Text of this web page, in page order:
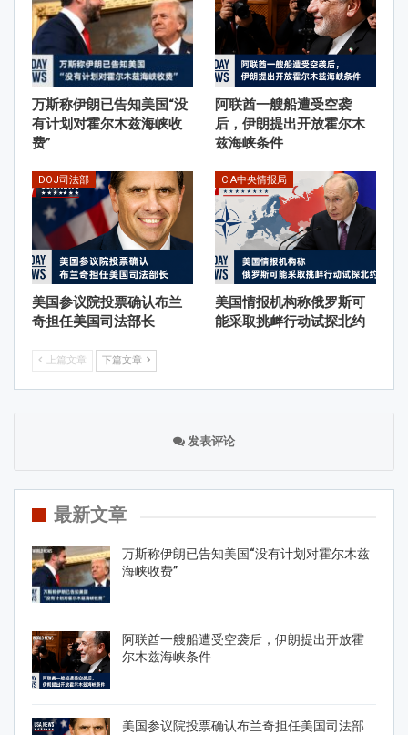
万斯称伊朗已告知美国“没
有计划对霍尔木兹海峡收
费”
阿联酋一艘船遭受空袭
后，伊朗提出开放霍尔木
兹海峡条件
DOJ司法部
美国参议院投票确认布兰
奇担任美国司法部长
CIA中央情报局
美国情报机构称俄罗斯可
能采取挑衅行动试探北约
上篇文章 下篇文章
发表评论
最新文章
万斯称伊朗已告知美国“没有计划对霍尔木兹
海峡收费”
阿联酋一艘船遭受空袭后，伊朗提出开放霍
尔木兹海峡条件
美国参议院投票确认布兰奇担任美国司法部